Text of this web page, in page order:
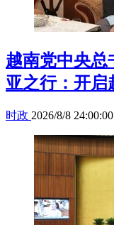
越南党中央总
亚之行：开启
时政 2026/8/8 24:00:00